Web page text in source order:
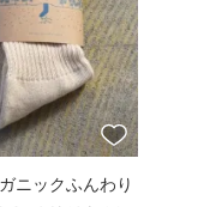
ニックふんわり